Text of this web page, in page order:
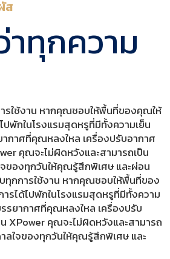
ส
าทุกความ
รใช้งาน หากคุณชอบให้พื้นที่ของคุณให้
ปพักในโรงแรมสุดหรูที่มีทั้งความเย็น
กาศที่คุณหลงใหล เครื่องปรับอากาศ
คุณจะไม่ผิดหวังและสามารถเป็น
ของทุกวันให้คุณรู้สึกพิเศษ และผ่อน
ทุกการใช้งาน หากคุณชอบให้พื้นที่ของ
รได้ไปพักในโรงแรมสุดหรูที่มีทั้งความ
รยากาศที่คุณหลงใหล เครื่องปรับ
XPower คุณจะไม่ผิดหวังและสามารถ
ลใจของทุกวันให้คุณรู้สึกพิเศษ และ